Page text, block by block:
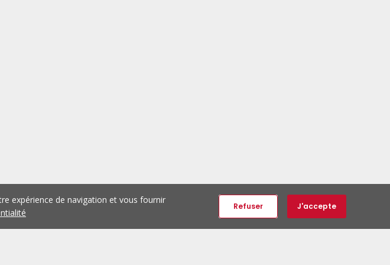
expérience de navigation et vous fournir
Refuser J'accepte